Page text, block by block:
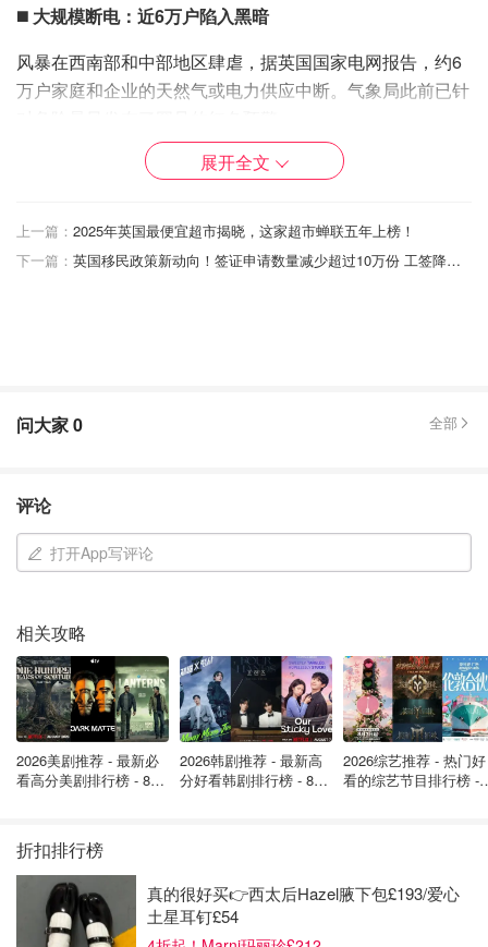
◼️ 大规模断电：近6万户陷入黑暗
风暴在西南部和中部地区肆虐，据英国国家电网报告，约6
万户家庭和企业的天然气或电力供应中断。气象局此前已针
出行警告：能不出门就别出门！
英国汽车协会（AA）主席埃德蒙·金警告，今晨路况“非常危
险”。康沃尔郡A30等主要道路因树木倒塌而关闭，威尔士也
◼️学校连续第五天停课
严寒持续，英国多地学校周五将连续第五天关闭。仅苏格兰
北部就有超过250所学校停课，许多学生新学期第一周全部
改为线上学习。苏格兰首席大臣将视察灾后恢复工作。
展开全文
上一篇： 2025年英国最便宜超市揭晓，这家超市蝉联五年上榜！
下一篇：
英国移民政策新动向！签证申请数量减少超过10万份 工签降了三分之一
问大家0 全部
评论
打开App写评论
相关攻略
2026美剧推荐 - 最新必
看高分美剧排行榜 - 8月
2026韩剧推荐 - 最新高
分好看韩剧排行榜 - 8月
2026综艺推荐 - 热门好
看的综艺节目排行榜 -
折扣排行榜
真的很好买👉西太后Hazel腋下包£193/爱心
土星耳钉£54